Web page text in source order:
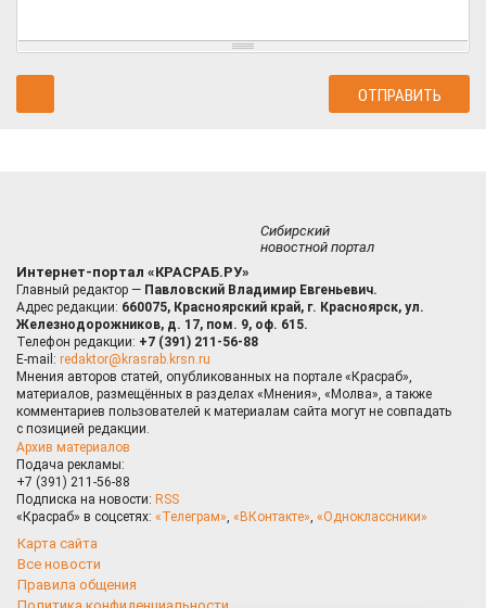
Сибирский
новостной портал
Интернет-портал «КРАСРАБ.РУ»
Главный редактор — Павловский Владимир Евгеньевич.
Адрес редакции: 660075, Красноярский край, г. Красноярск, ул.
Железнодорожников, д. 17, пом. 9, оф. 615.
Телефон редакции: +7 (391) 211-56-88
E-mail: redaktor@krasrab.krsn.ru
Мнения авторов статей, опубликованных на портале «Красраб»,
материалов, размещённых в разделах «Мнения», «Молва», а также
комментариев пользователей к материалам сайта могут не совпадать
с позицией редакции.
Архив материалов
Подача рекламы:
+7 (391) 211-56-88
Подписка на новости: RSS
«Красраб» в соцсетях: «Телеграм», «ВКонтакте», «Одноклассники»
Карта сайта
Все новости
Правила общения